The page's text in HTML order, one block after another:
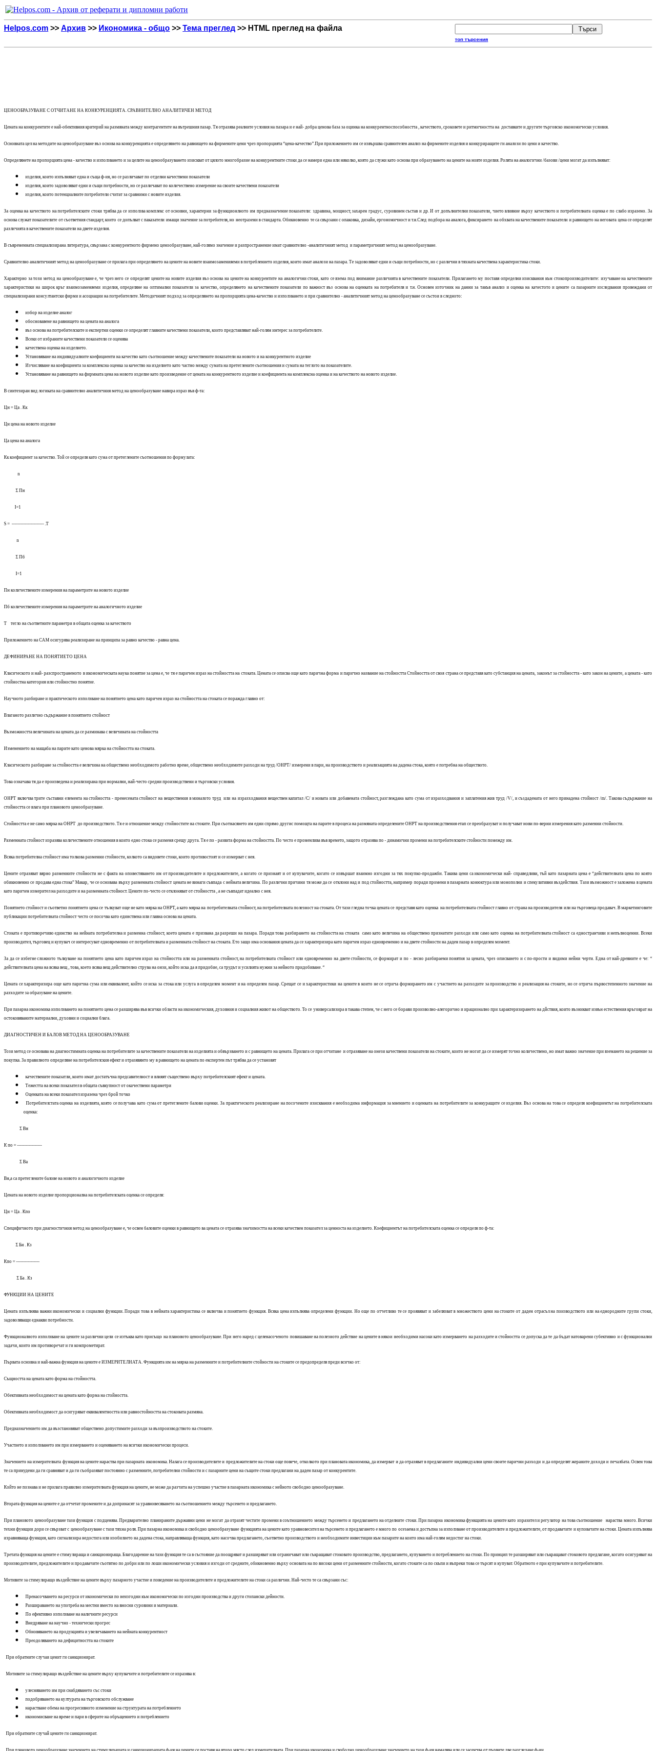
Helpos.com >> Архив >> Икономика - общо >> Тема преглед >> HTML преглед на файла
топ търсения
ЦЕНООБРАЗУВАНЕ С ОТЧИТАНЕ НА КОНКУРЕНЦИЯТА. СРАВНИТЕЛНО АНАЛИТИЧЕН МЕТОД
Цената на конкурентите е най-обективния критерий на размяната между контрагентите на вътрешния пазар. Тя отразява реалните условия на пазара и е най- добра ценова база за оцинка на конкурентноспособността , качеството, сроковете и ритмичността на доставките и другите търговско икономически условия.
Основната цел на методите на ценообразуване въз основа на конкуренцията е определянето на равнището на фирмените цени чрез пропорцията “цена-качество”.При приложението им се извършва сравнителен анализ на фирмените изделия и конкуриращите ги аналози по цени и качество.
Определянете на пропорцията цена - качество и използването и за целите на ценообразуването изискват от цялото многобразие на конкурентните стоки да се намери една или няколко, която да служи като основа при образуването на цените на новте изделия. Ролята на аналогични /базови /цени могат да изпълняват:
изделия, които изпълняват една и съща ф-ия, но се различават по отделни качествени показатели
изделия, които задоволяват едни и същи потребности, но се различават по количествено измерение на своите качествени показатели
изделия, които потенциалните потребители считат за сравними с новите изделия.
За оценка на качеството на потребителските стоки трябва да се използва комплекс от основни, характерни за функционлното им предназначение показатели: здравина, мощност, захарен градус, суровинен състав и др. И от допълнителни показатели, чието влияние върху качеството и потребителната оценка е по слабо изразено. За
основа служат показателите от съответния стандарт, които се допълват с паказатели имащи значение за потребителя, но неотразени в стандарта. Обикновенно те са свързани с опаковка, дизайн, ергономичност и т.н.След подбора на аналога, фиксирането на обхвата на качествените показатели и равнището на неговата цена се определят
различията в качествените показатели на двете изделия.
В съвременната специализирана литература, свързана с конкурентното фирмено ценообразуване, най-голямо значение и разпространение имат сравнително -аналитичният метод и параметричният метод на ценообразуване.
Сравнително аналитичният метод на ценообразуване се прилага при определянето на цените на новите взаимозаменияеми в потреблението изделия, които имат аналози на пазара. Те задоволяват едни и същи потребности, но с различни в тяхната качествена характеристика стоки.
Характерно за този метод на ценообразуване е, че чрез него се определят цените на новите изделия въз основа на цените на конкурентите на аналогични стоки, като се взема под внимание различията в качествените показатели. Прилагането му поставя определни изисквания към стокопроизводителите: изучаване на качествените
характеристики на широк кръг взаимозаменяеми изделия, определяне на оптимални показатели за качество, определянето на качествените показатели по важност въз основа на оценката на потребителя и т.н. Основен източник на данни за такъв анализ и оценка на качестото и цените са пазарните изследвания провеждани от
специализирани консултантски фирми и асоциации на потребителите. Методичният подход за определянето на пропорцията цена-качество и използването и при сравнително - аналитичният метод на ценообразуване се състои в следното:
избор на изделие аналог
обосновавене на равнището на цената на аналога
въз основа на потребителските и експертни оценки се определят главните качествени показатели, които представляват най-голям интерес за потребителите.
Всеки от избраните качествени показатели се оценява
качествена оценка на изделието.
Установяване на индивидуалните коефициенти на качество като съотношение между качествените показатели на новото и на конкурентното изделие
Изчисляване на коефициента за комплексна оценка за качество на изделието като частно между сумата на претеглените съотношения и сумата на теглото на показателите.
Установяване на равнището на фирмната цена на новото изделие като произведение от цената на конкурентното изделие и коефициента на комплексна оценка и на качеството на новото изделие.
В синтезиран вид логиката на сравнително аналитичния метод на ценообразуване навира израз във ф-та:
Цн = Ца . Кк
Цн цена на новото изделие
Ца цена на аналога
Кк коефициент за качество. Той се определя като сума от претеглените съотношения по формулата:
n
Σ Пн
I=1
S = ---------------------- .Т
n
Σ Пб
I=1
Пн количествените измерения на параметрите на новото изделие
Пб количествените измерения на параметрите на аналогичното изделие
Т тегло на съответните параметри в общата оценка за качеството
Приложението на САМ осигурява реализиране на принципа за равно качество - равна цена.
ДЕФИНИРАНЕ НА ПОНЯТИЕТО ЦЕНА
Класическото и най- разспространеното в икономическата наука понятие за цена е, че тя е паричен израз на стойността на стоката. Цената се описва още като парична форма и парично название на стойността Стойността от своя страна се представя като субстанция на цената, законът за стойността - като закон на цените, а цената - като
стойностна категория или стойностно понятие.
Научното разбиране и практическото използване на понятието цена като паричен израз на стойността на стоката се поражда главно от:
Влаганото различно съдържание в понятието стойност
Възможността величината на цената да се разминава с величината на стойността
Изменението на мащаба на парите като ценова мярка на стойността на стоката.
Класическото разбиране за стойността е величина на обществено необходимото работно време, обществено необходимите разходи на труд /ОНРТ/ измерени в пари, на производството и реализацията на дадена стока, която е потребна на обществото.
Това означава тя да е произведена и реализирана при нормални, най-често средни производствени и търговски условия.
ОНРТ включва трите съставни елемента на стойността - пренесената стойност на веществения в миналото труд или на изразходвания веществен капитал /С/ и новата или добавената стойност, разглеждана като сума от изразходвания и заплатения жив труд /V/, и създадената от него принадена стойност /m/. Такова съдържание на
стойността се влага при плановото ценообразуване.
Стойността е не само мярка на ОНРТ до производството. Тя е и отношение между стойностите на стоките. При съотнасянето им едни спрямо другис помощта на парите в процеса на размяната определените ОНРТ на производствения етап се преобразуват и получават нови по-верни измерения като разменни стойности.
Разменната стойност изразява количествените отношения в които едно стока се разменя срещу друга. Тя е по - развита форма на стойността. По често е променлива във времето, защото отразява по - динамични промени на потребителските стойности помежду им.
Всяка потребителна стойност има толкова разменни стойности, колкото са видовете стоки, които противостоят и се измерват с нея.
Цените отразяват вярно разменните стойности не с факта на оповестяването им от производителите и предложителите, а когато се признаят и от купувачите, когато се извършат взаимно изгодни за тях покупко-продажби. Такива цени са икономически най- справедливи, тъй като пазарната цена е “действителната цена по която
обикновенно се продава една стока” Макар, че се основава върху разменната стойност цената не винаги съвпада с нейната величина. По различни причини тя може да се отклони над и под стойността, например поради промени в пазарната конюктура или монополни и спекулативни въздействия. Тази възможност е заложена в цената
като паричен измерител на разходите и на разменната стойност. Цените по-често се отклоняват от стойността , а не съвпадат идеално с нея.
Понятието стойност и съответно понятието цена се тълкуват още не като мярка на ОНРТ, а като мярка на потребителната стойност, на потребителната полезност на стоката. От тази гледна точка цената се представя като оценка на потребителната стойност главно от страна на производителя или на търговеца продавач. В маркетинговите
публикации потребителната стойност често се посочва като единствена или главна основа на цената.
Стоката е противоречиво единство на нейната потребителна и разменна стойност, което цената е призвана да разреши на пазара. Поради това разбирането на стойността на стоката само като величина на обществено признатите разходи или само като оценка на потребителната стойност са едностранчиви и непълноценни. Всеки
производител, търговец и купувач се интересуват едновременно от потребителната и разменната стойност на стоката. Ето защо има основания цената да се характеризира като паричен израз едновременно и на двете стойности на даден пазар в определен момент.
За да се избегне сложното тълкуване на понятието цена като паричен израз на стойността или на разменната стойност, на потребителната стойност или едновременно на двете стойности, се формират и по - лесно разбираеми понятия за цената, чрез описването и с по-прости и видими нейни черти. Една от най-древните е че: “
действителната цена на всяка вещ , това, което всяка вещ действително струва на онзи, който иска да я придобие, са трудът и усилията нужни за нейното придобиване. “
Цената се характеризира още като парична сума или еквивалент, който се иска за стока или услуга в определен момент и на определен пазар. Срещат се и характеристики на цените в които не се отрича формирането им с участието на разходите за производство и реализация на стоките, но се отрича първостепенното значение на
разходите за образуване на цените.
При пазарна икономика използването на понятието цена се разширява във всички области на икономическия, духовния и социалния живот на обществото. То се универсализира в такава степен, че с него се борави произволно-алегорично и ирационално при характеризирането на дйствия, които възникват извън естествения кръговрат на
остоковяваните материални, духовни и социални блага.
ДИАГНОСТИЧЕН И БАЛОВ МЕТОД НА ЦЕНООБРАЗУВАНЕ
Този метод се основава на диагностимната оценка на потребителите за качествените показатели на изделията и обвързването и с равнището на цената. Прилага се при отчитане и отразяване на онези качествени показатели на стоките, които не могат да се измерят точно количествено, но имат важно значение при вземането на решение за
покупка. За правилното определяне на потребителския ефект и отразявянто му в равнището на цената по експертен път трябва да се установят
качествените показатли, които имат достатъчна предсавителност и влияят съществено върху потребителският ефект и цената.
Тежестта на всеки показател в общата съвкупност от окачествени параметри
Оценката на всеки показател изразена чрез брой точко
Потребителстата оценка на изделията, която се получава като сума от претеглените балови оценки. За практическото реализиране на посочените изисквания е необходима информация за мнението и оценката на потребителите за конкуращите се изделия. Въз основа на това се определя коефициентът на потребителската
оценка:
Σ Вн
К по = -----------------
Σ Ва
Вн,а са претеглените балове на новото и аналогичното изделие
Цената на новото изделие пропорционална на потребителската оценка се определя:
Цн = Ца . Кпо
Специфичното при диагностичния метод на ценообразуване е, че освен баловите оценки в равнището ва цената се отразява значимостта на всеки качествен показател за ценноста на изделието. Коефициентът на потребителската оценка се определя по ф-та:
Σ Бн . Кз
Кпо = ----------------
Σ Ба . Кз
ФУНКЦИИ НА ЦЕНИТЕ
Цената изпълнява важни икономически и социални функции. Поради това в нейната характеристика се включва и понятието функция. Всяка цена изпълнява определени функции. Но още по отчетливо те се проявяват и забелязват в множеството цени на стоките от даден отрасъл на поизводството или на еднородните групи стоки,
задоволяващи еднакви потребности.
Функционалното използване на цените за различни цели се изтъква като присъщо на плановото ценообразуване. При него наред с целенасоченото повишаване на полезното действие на цените в някои необходими насоки като измерването на разходите и стойността се допуска да те да бъдат натоварени субективно и с функционални
задачи, които им противоречат и ги компрометират.
Първата основна и най-важна функция на цените е ИЗМЕРИТЕЛНАТА. Функцията им на мярка на разменните и потребителните стойности на стоките се предопределя преди всичко от:
Същността на цената като форма на стойността.
Обективната необходимост на цената като форма на стойността.
Обективната необходимост да осигуряват еквивалентността или равностойността на стоковата размяна.
Предназначението им да възстановяват обществено допустимите разходи за възпроизводството на стоките.
Участието и използването им при измерването и оценяването на всички икономически процеси.
Значението на измерителната функция на цените нараства при пазарната икономика. Налага се производителите и предложителите на стоки още повече, отколкото при плановата икономика, да измерват и да отразяват в предлаганите индивидуални цени своите парични разходи и да определят жераните доходи и печалбата. Освен това
те са принудени да ги сравняват и да ги съобразяват постоянно с разменните, потребителни стойности и с пазарните цени на същите стоки предлагани на даден пазар от конкурентите.
Който не познава и не прилага правилно измерителната функция на цените, не може да разчита на успешно участие в пазарната икономика с нейното свободно ценообразуване.
Втората функция на цените е да отчетат промените и да допринасят за уравновесяването на съотношението между търсенето и предлагането.
При плановото ценообразуване тази функция с подценява. Предварително планираните държавни цени не могат да отразят честите промени в соътношението между търсенето и предлагането на отделните стоки. При пазарна икономика функцията на цените като изразител и регулатор на това съотношение нараства много. Всички
техни функции дори се свързват с ценообразуване с тази тяхна роля. При пазарна икономика и свободно ценообразуване функцията на цените като уравновесител на търсенето и предлагането е много по осезаема и достъпна за използване от производителите и предложителите, от продавачите и куповачите на стоки. Цената изпълнява
изравняваща функция, като сигнализира недостига или изобилието на дадена стока, направляваща функция, като насочва предлагането, съответно производството и необходимите инвестиции към пазарите на които има най-голям недостиг на стоки.
Третата функция на цените е стимулираща и санкционираща. Благодарение на тази функция те са в състояние да поощряват и разширяват или ограничават или съкращават стоковато производство, предлагането, купуването и потреблението на стоки. По принцип те разширяват или съкращават стоковото предлагане, когато осигуряват на
производителите, предложителите и продавачите съотвтно по добри или по лоши икономически условия и изгоди от средните, обикновенно върху основата на по високи цени от разменните стойности, когато стоките са по скъпи и въпреки това се търсят и купуват. Обратното е при купувачите и потребителите.
Мотивите за стимулиращо въздействие на цените върху пазарното участие и поведение на производителите и предложителите на стоки са различни. Най-често те са свързани със:
Пренасочването на ресурси от икономически по неизгодни към икономически по изгодни производства и други стопански дейности.
Разшираването на употреба на местни вместо на вносни суровини и материали.
По ефективно използване на наличните ресурси
Внедряване на научно - технически прогрес
Обновяването на продукцията и увеличаването на нейната конкурентност
Преодоляването на дефицитността на стоките
При обратните случаи ценит ги санкционират.
Мотивите за стимулиращо въздействие на цените върху купувачите и потребителите се изразява в:
улесняването им при снабдяването със стоки
подобряването на културата на търговското обслужване
нарастване обема на прогресивното изменение на структурата на потреблението
икономисване на време и пари в сферите на обръщението и потреблението
При обратните случай цените ги санкционират.
При плановото ценообразуване значението на стимулиращата и санкциониращата ф-ия на цените се поставя на второ място след измерителната. При пазарна икономика и свободно ценообразуване значението на тази ф-ия намалява или се засенчва от първите две разгледане ф-ии.